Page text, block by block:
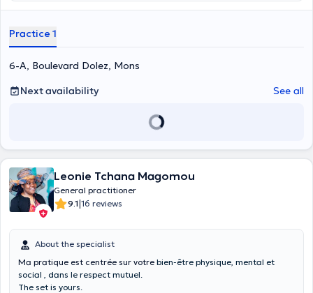
Practice 1
6-A, Boulevard Dolez, Mons
Next availability
See all
Leonie Tchana Magomou
General practitioner
9.1|16 reviews
About the specialist
Ma pratique est centrée sur votre bien-être physique, mental et
social , dans le respect mutuel.
The set is yours.